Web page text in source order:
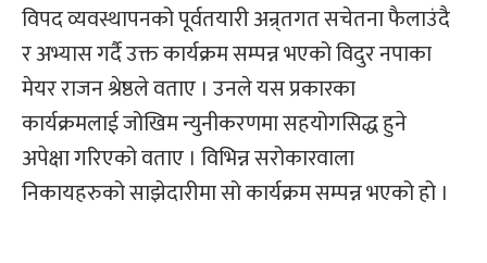
विपद व्यवस्थापनको पूर्वतयारी अन्र्तगत सचेतना फैलाउंदै
र अभ्यास गर्दै उक्त कार्यक्रम सम्पन्न भएको विदुर नपाका
मेयर राजन श्रेष्ठले वताए । उनले यस प्रकारका
कार्यक्रमलाई जोखिम न्युनीकरणमा सहयोगसिद्ध हुने
अपेक्षा गरिएको वताए । विभिन्न सरोकारवाला
निकायहरुको साझेदारीमा सो कार्यक्रम सम्पन्न भएको हो ।